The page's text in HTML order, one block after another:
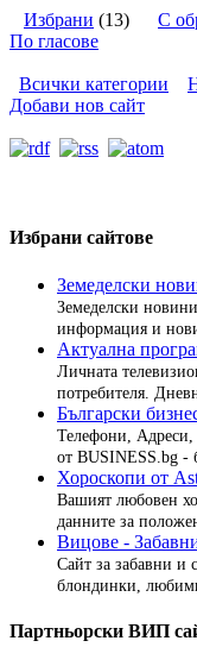
Избрани (13) С
По гласове
Всички категории
Добави нов сайт
Избрани сайтове
Земеделски
Земеделски
информация и
Актуална
Личната
потребителя.
Български
Телефони,
от BUSINESS.bg -
Хороскопи от
Вашият любовен
данните за
Вицове -
Сайт за забавни и
блондинки,
Партньорски ВИП